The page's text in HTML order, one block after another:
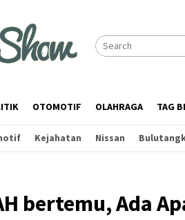
OTOMOTIF OLAHRAGA TAG
Kejahatan Nissan
bertemu, Ada